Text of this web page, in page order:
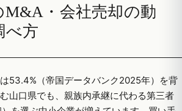
M&A・会社売却の動
べ方
53.4%（帝国データバンク2025年）を背
山口県でも、親族内承継に代わる第三者